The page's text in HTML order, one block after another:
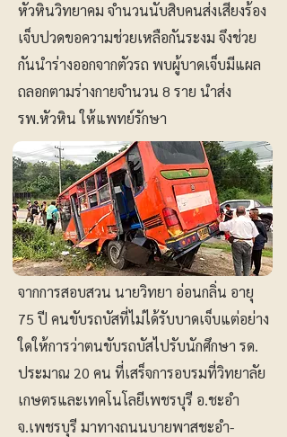
หัวหินวิทยาคม จำนวนนับสิบคนส่งเสียงร้อง
เจ็บปวดขอความช่วยเหลือกันระงม จึงช่วย
กันนำร่างออกจากตัวรถ พบผู้บาดเจ็บมีแผล
ถลอกตามร่างกายจำนวน 8 ราย นำส่ง
รพ.หัวหิน ให้แพทย์รักษา
จากการสอบสวน นายวิทยา อ่อนกลิ่น อายุ
75 ปี คนขับรถบัสที่ไม่ได้รับบาดเจ็บแต่อย่าง
ใดให้การว่าตนขับรถบัสไปรับนักศึกษา รด.
ประมาณ 20 คน ที่เสร็จการอบรมที่วิทยาลัย
เกษตรและเทคโนโลยีเพชรบุรี อ.ชะอำ
จ.เพชรบุรี มาทางถนนบายพาสชะอำ-